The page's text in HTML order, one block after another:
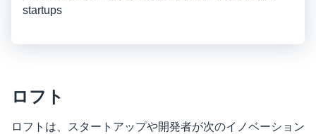
startups
ロフト
ロフトは、スタートアップや開発者が次のイノベーション